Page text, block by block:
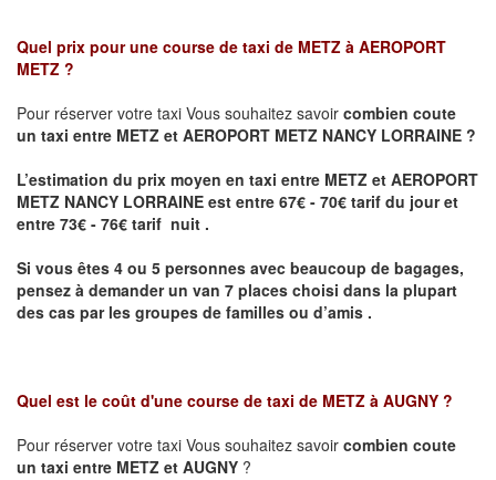
Quel prix pour une course de taxi de METZ à AEROPORT
METZ ?
Pour réserver votre taxi Vous souhaitez savoir combien coute
un taxi entre METZ et AEROPORT METZ NANCY LORRAINE ?
L’estimation du prix moyen en taxi entre METZ et AEROPORT
METZ NANCY LORRAINE est entre 67€ - 70€ tarif du jour et
entre 73€ - 76€ tarif nuit .
Si vous êtes 4 ou 5 personnes avec beaucoup de bagages,
pensez à demander un van 7 places choisi dans la plupart
des cas par les groupes de familles ou d’amis .
Quel est le coût d'une course de taxi de METZ à AUGNY ?
Pour réserver votre taxi Vous souhaitez savoir combien coute
un taxi entre METZ et AUGNY ?